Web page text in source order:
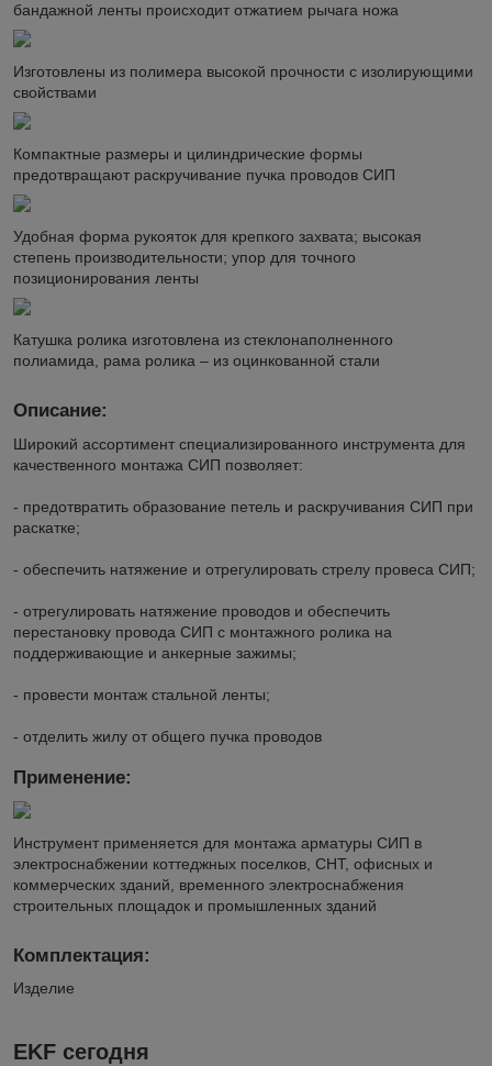
бандажной ленты происходит отжатием рычага ножа
Изготовлены из полимера высокой прочности с изолирующими
свойствами
Компактные размеры и цилиндрические формы
предотвращают раскручивание пучка проводов СИП
Удобная форма рукояток для крепкого захвата; высокая
степень производительности; упор для точного
позиционирования ленты
Катушка ролика изготовлена из стеклонаполненного
полиамида, рама ролика – из оцинкованной стали
Описание:
Широкий ассортимент специализированного инструмента для
качественного монтажа СИП позволяет:
- предотвратить образование петель и раскручивания СИП при
раскатке;
- обеспечить натяжение и отрегулировать стрелу провеса СИП;
- отрегулировать натяжение проводов и обеспечить
перестановку провода СИП с монтажного ролика на
поддерживающие и анкерные зажимы;
- провести монтаж стальной ленты;
- отделить жилу от общего пучка проводов
Применение:
Инструмент применяется для монтажа арматуры СИП в
электроснабжении коттеджных поселков, СНТ, офисных и
коммерческих зданий, временного электроснабжения
строительных площадок и промышленных зданий
Комплектация:
Изделие
EKF сегодня